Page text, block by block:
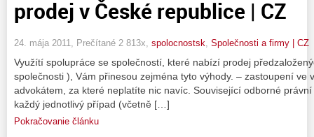
prodej v České republice | CZ
24. mája 2011, Prečítané 2 813x, spolocnostsk Společnosti a firmy | CZ
Využítí spolupráce se společností, které nabízí prodej
společnosti ), Vám přinesou zejména tyto výhody. – zastoupení ve
advokátem, za které neplatíte nic navíc. Související odborné
každý jednotlivý případ (včetně […]
Pokračovanie článku